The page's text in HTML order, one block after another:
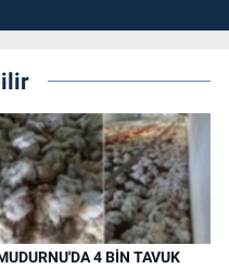
4 BİN TAVUK